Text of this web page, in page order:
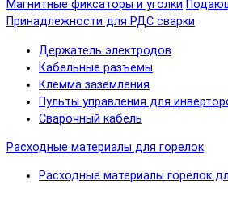
Магнитные фиксаторы и уголки
Принадлежности для РДС сварки
Держатель электродов
Кабельные разъемы
Клемма заземления
Пульты управления для
Сварочный кабель
Расходные материалы для горелок
Расходные материалы горелок